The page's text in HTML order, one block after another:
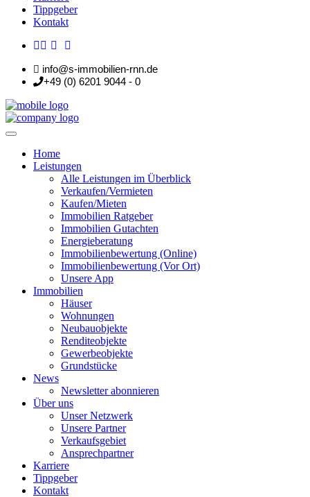
Tippgeber
Kontakt
info@s-immobilien-rnn.de
+49 (0) 6201 9044 - 0
Home
Leistungen
Alle Leistungen im Überblick
Verkaufen/Vermieten
Kaufen/Mieten
Immobilien Ratgeber
Immobilien Gutachten
Energieberatung
Immobilienbewertung (Online)
Immobilienbewertung (Vor Ort)
Unsere App
Immobilien
Häuser
Wohnungen
Neubauobjekte
Renditeobjekte
Gewerbeobjekte
Grundstücke
News
Newsletter abonnieren
Über uns
Unser Netzwerk
Unsere Partner
Verkaufsgebiet
Ansprechpartner
Karriere
Tippgeber
Kontakt